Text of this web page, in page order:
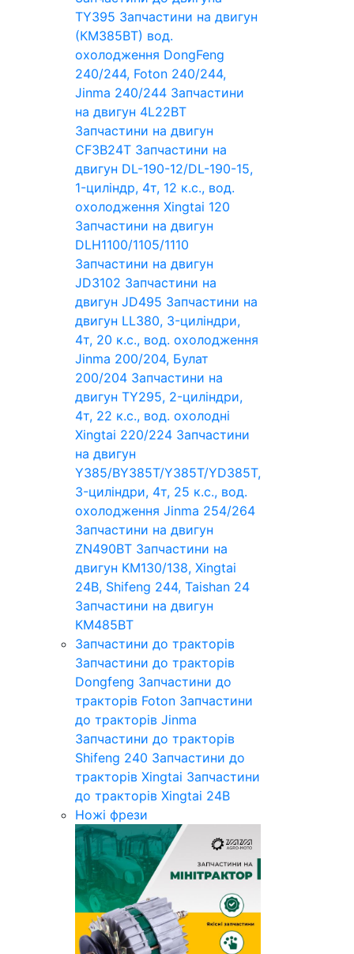
TY395 Запчастини на двигун
(КМ385ВТ) вод.
охолодження DongFeng
240/244, Foton 240/244,
Jinma 240/244 Запчастини
на двигун 4L22BT
Запчастини на двигун
CF3B24T Запчастини на
двигун DL-190-12/DL-190-15,
1-циліндр, 4т, 12 к.с., вод.
охолодження Xingtai 120
Запчастини на двигун
DLH1100/1105/1110
Запчастини на двигун
JD3102 Запчастини на
двигун JD495 Запчастини на
двигун LL380, 3-циліндри,
4т, 20 к.с., вод. охолодження
Jinma 200/204, Булат
200/204 Запчастини на
двигун TY295, 2-циліндри,
4т, 22 к.с., вод. охолодні
Xingtai 220/224 Запчастини
на двигун
Y385/BY385T/Y385T/YD385T,
3-циліндри, 4т, 25 к.с., вод.
охолодження Jinma 254/264
Запчастини на двигун
ZN490BT Запчастини на
двигун КМ130/138, Xingtai
24B, Shifeng 244, Taishan 24
Запчастини на двигун
КМ485ВТ
Запчастини до тракторів
Запчастини до тракторів
Dongfeng Запчастини до
тракторів Foton Запчастини
до тракторів Jinma
Запчастини до тракторів
Shifeng 240 Запчастини до
тракторів Xingtai Запчастини
до тракторів Xingtai 24B
Ножі фрези